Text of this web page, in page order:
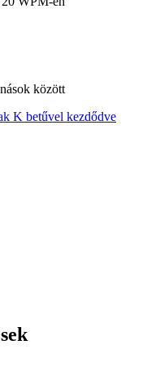
között
K betűvel kezdődve